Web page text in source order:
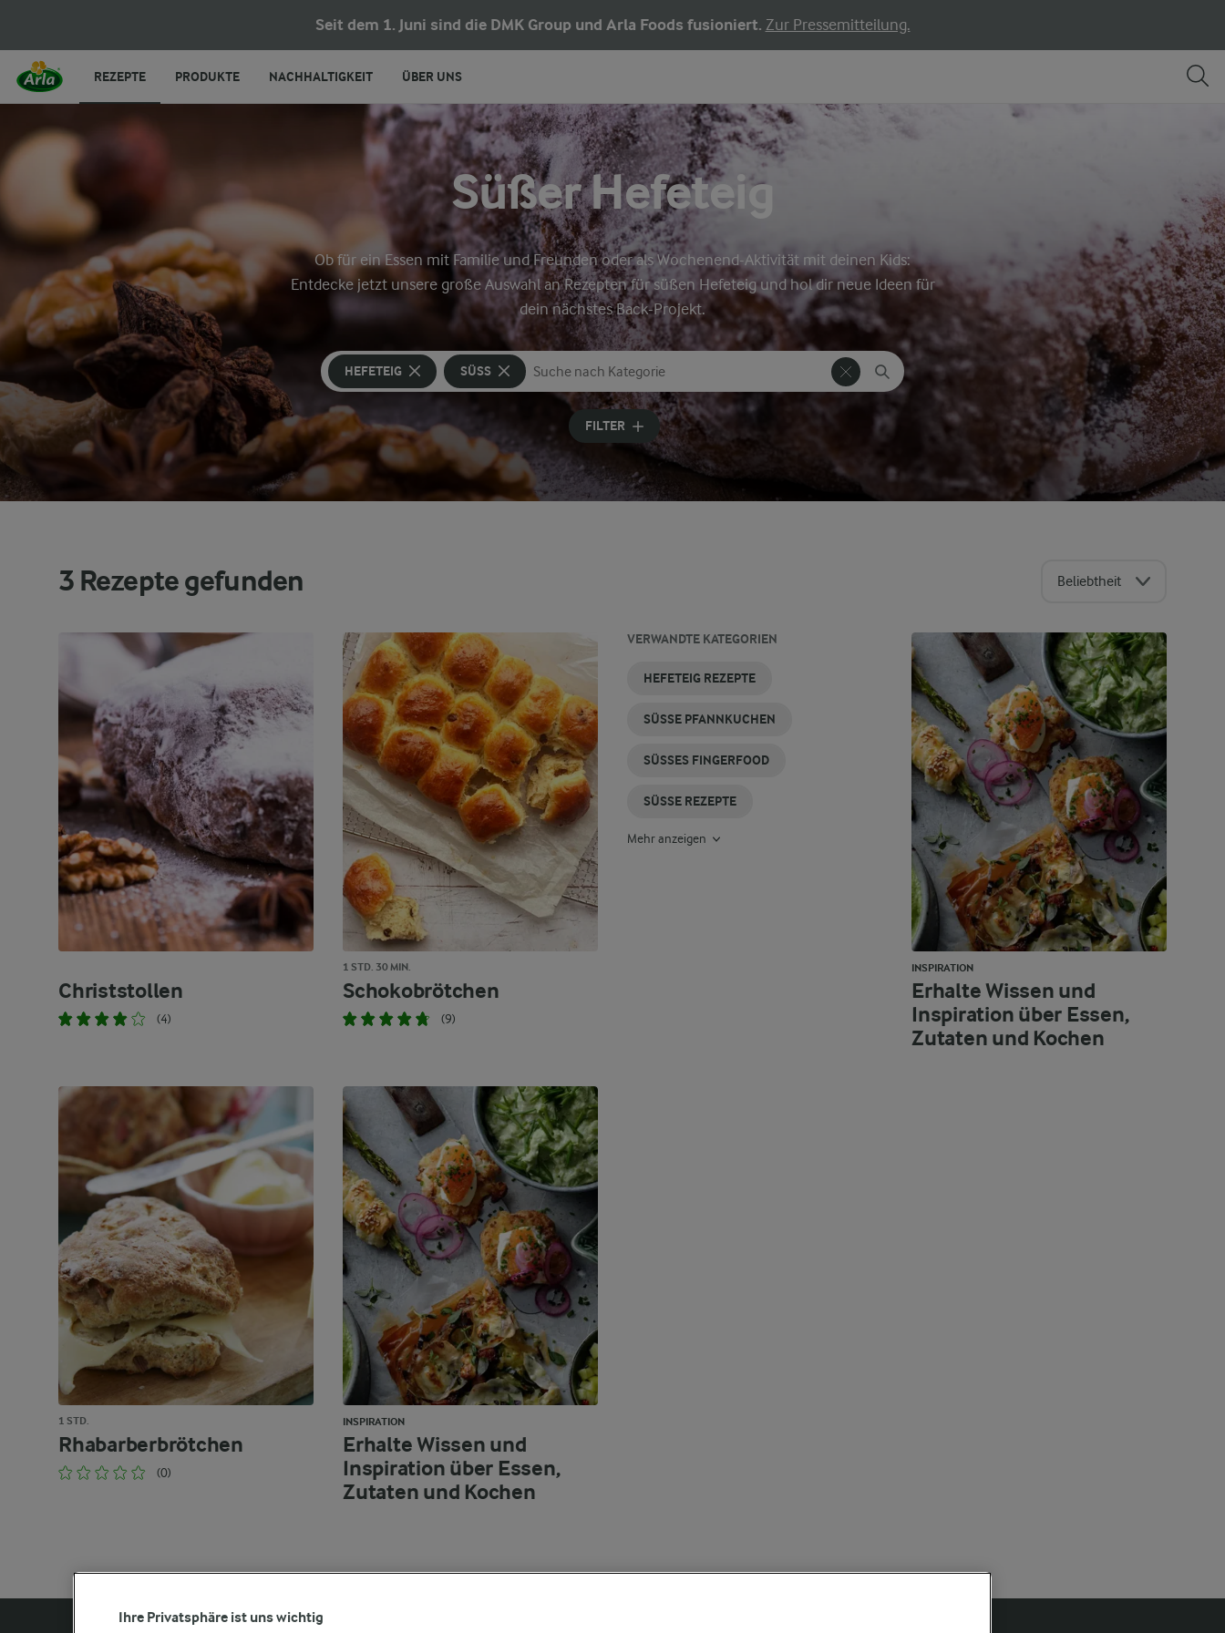
Seit dem 1. Juni sind die DMK Group und Arla Foods fusioniert. Zur Pressemitteilung.
REZEPTE PRODUKTE NACHHALTIGKEIT ÜBER UNS
Süßer Hefeteig
Ob für ein Essen mit Familie und Freunden oder als Wochenend-Aktivität mit deinen Kids:
Entdecke jetzt unsere große Auswahl an Rezepten für süßen Hefeteig und hol dir neue Ideen für
dein nächstes Back-Projekt.
HEFETEIG SÜSS
Nach Kategorie suchen
Geben Sie Suchbegriffe ein
FILTER
3 Rezepte gefunden Beliebtheit
Christstollen
(4)
1 STD. 30 MIN.
Schokobrötchen
(9)
VERWANDTE KATEGORIEN
HEFETEIG REZEPTE
SÜSSE PFANNKUCHEN
SÜSSES FINGERFOOD
SÜSSE REZEPTE
SÜSSES F
RÜHSTÜCK
Mehr anzeigen
INSPIRATION
Erhalte Wissen und
Inspiration über Essen,
Zutaten und Kochen
1 STD.
Rhabarberbrötchen
(0)
INSPIRATION
Erhalte Wissen und
Inspiration über Essen,
Zutaten und Kochen
Ihre Privatsphäre ist uns wichtig